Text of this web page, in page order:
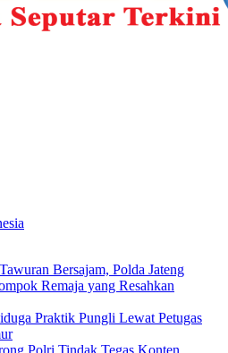
Bersajam, Polda Jateng
Remaja yang Resahkan
Praktik Pungli Lewat Petugas
Polri Tindak Tegas Konten